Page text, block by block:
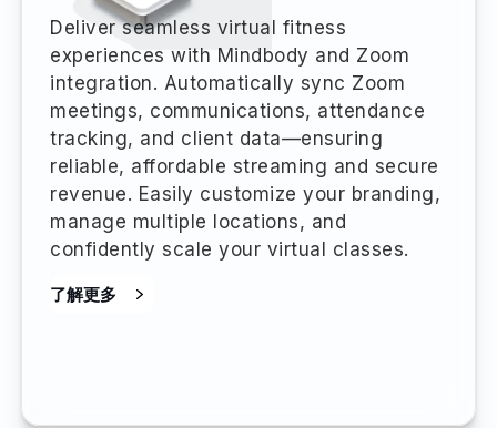
Deliver seamless virtual fitness
experiences with Mindbody and Zoom
integration. Automatically sync Zoom
meetings, communications, attendance
tracking, and client data—ensuring
reliable, affordable streaming and secure
revenue. Easily customize your branding,
manage multiple locations, and
confidently scale your virtual classes.
了解更多